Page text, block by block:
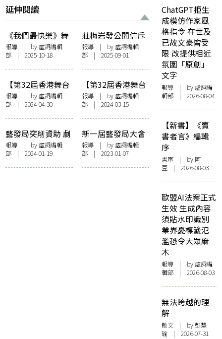
延伸閱讀
《我們最快樂》舞
台劇演出被取消！
公開售票前突煞停
西九指接獲投訴稱
詆毁香港
報導 | by 虛詞編輯
部 | 2025-10-18
莊梅岩發公開信斥
政治打壓 質疑APA
自定紅線 要求校方
回應訪問取消原因
報導| by 虛詞編輯
部 | 2025-09-01
【第32屆香港舞台
劇獎】劇協自資舉
辦頒獎禮 林海峰黃
子華到場 田蕊妮首
封劇后：舞台不可
以消失
報導 | by 虛詞編輯
部 | 2024-04-30
【第32屆香港舞台
劇獎】劇協公布
4.29續辦 林海峰、
黃子華角逐最佳男
主角
報導| by 虛詞編輯
部 | 2024-03-15
藝發局突削資助 劇
協嚴正要求收回指
控 「收到投訴後，
完全不去了解， 不
報導 | by 虛詞編輯
部 | 2024-01-19
新一屆藝發局大會
委員就任 霍啟剛
接替王英偉任主席
報導| by 虛詞編輯
部 | 2023-01-07
ChatGPT拒生
成模仿作家風
格指令 在世及
已故文豪皆受
限 改提供相近
氛圍「原創」
文字
報導 | by 虛詞編
輯部 | 2026-08-04
【新書】《賣
書者言》編輯
序
書序 | by 阿
豆 | 2026-08-03
歐盟AI法案正式
生效 生成內容
須貼水印識別
業界憂標籤氾
濫恐令大眾麻
木
報導 | by 虛詞編
輯部 | 2026-08-03
無法跨越的理
解
散文 | by 彭慧
瑜 | 2026-07-31